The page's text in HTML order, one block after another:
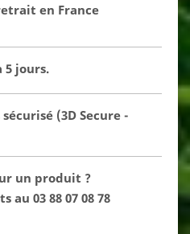
en France
5 jours.
(3D Secure -
un produit ?
au 03 88 07 08 78